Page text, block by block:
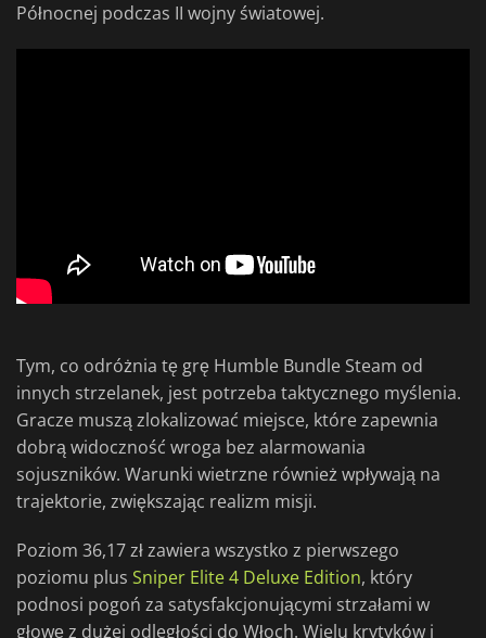
Północnej podczas II wojny światowej.
Tym, co odróżnia tę grę Humble Bundle Steam od
innych strzelanek, jest potrzeba taktycznego myślenia.
Gracze muszą zlokalizować miejsce, które zapewnia
dobrą widoczność wroga bez alarmowania
sojuszników. Warunki wietrzne również wpływają na
trajektorie, zwiększając realizm misji.
Poziom 36,17 zł zawiera wszystko z pierwszego
poziomu plus Sniper Elite 4 Deluxe Edition, który
podnosi pogoń za satysfakcjonującymi strzałami w
głowę z dużej odległości do Włoch. Wielu krytyków i